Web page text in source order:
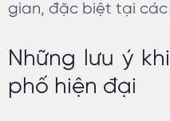
gian, đặc biệt tại các
Những lưu ý
phố hiện đại